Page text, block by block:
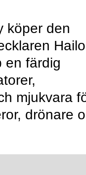
köper den
en färdig
mjukvara
drönare